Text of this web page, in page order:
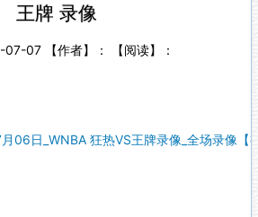
王牌 录像
07-07 【作者】： 【阅读】：
06日_WNBA 狂热VS王牌录像_全场录像【